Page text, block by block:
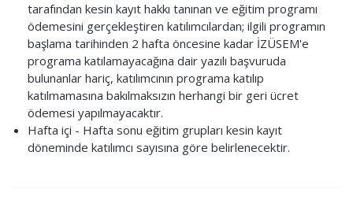
tarafından kesin kayıt hakkı tanınan ve eğitim programı
ödemesini gerçekleştiren katılımcılardan; ilgili programın
başlama tarihinden 2 hafta öncesine kadar İZÜSEM'e
programa katılamayacağına dair yazılı başvuruda
bulunanlar hariç, katılımcının programa katılıp
katılmamasına bakılmaksızın herhangi bir geri ücret
ödemesi yapılmayacaktır.
Hafta içi - Hafta sonu eğitim grupları kesin kayıt
döneminde katılımcı sayısına göre belirlenecektir.